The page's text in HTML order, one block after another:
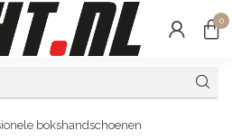
0
bokshandschoenen